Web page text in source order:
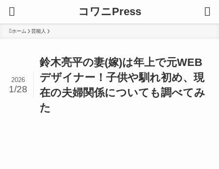
コワニPress
ホーム 芸能人
鈴木亮平の妻(嫁)は年上で元WEB
デザイナー！子供や馴れ初め、現
在の夫婦関係についても調べてみ
た
2026
1/28